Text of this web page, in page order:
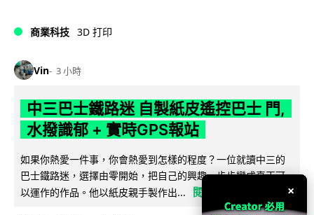
商業科技 3D 打印
Vin 3 小時
中三巴士鐵路迷 自製紙皮遙控巴士 門,
水撥識郁 + 實時GPS報站
如果你熱愛一件事，你會熱愛到怎樣的程度？一位就讀中三的
巴士鐵路迷，選擇由零開始，把自己的興趣一步步變成真正可
以運作的作品。他以紙皮親手製作出...
閱讀全文 ×